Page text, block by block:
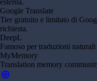
esterna.
Google Translate
Tier gratuito e limitato di
richiesta.
DeepL
Famoso per traduzioni
MyMemory
Translation memory
memory